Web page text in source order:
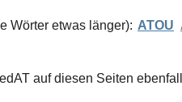
Wörter etwas länger): ATOU
auf diesen Seiten